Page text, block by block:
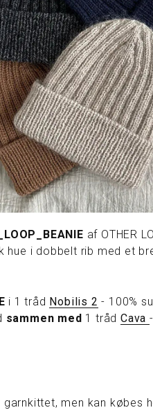
af OTHER
hue i dobbelt rib med et
i 1 tråd Nobilis 2 - 100%
sammen med 1 trådCava
men kan købes